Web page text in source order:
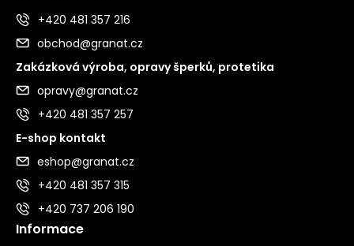
+420 481 357 216
obchod@granat.cz
Zakázková výroba, opravy šperků, protetika
opravy@granat.cz
+420 481 357 257
E-shop kontakt
eshop@granat.cz
+420 481 357 315
+420 737 206 190
Informace